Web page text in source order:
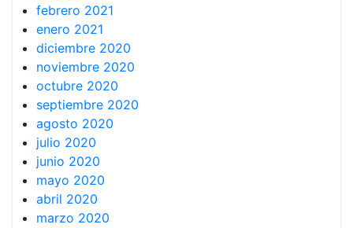
febrero 2021
enero 2021
diciembre 2020
noviembre 2020
octubre 2020
septiembre 2020
agosto 2020
julio 2020
junio 2020
mayo 2020
abril 2020
marzo 2020